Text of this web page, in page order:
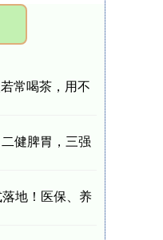
常喝茶，用不
健脾胃，三强
地！医保、养